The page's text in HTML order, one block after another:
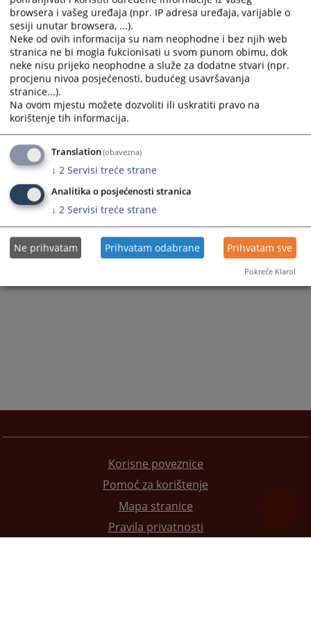
Prateći dokumenti
Rasprave 11 - 17 05 2026
101 PREGLEDA
Korisne poveznice
Pomoć za korištenje
Mapa stranice
Pravila privatnosti
browsera i vašeg uređaja (npr. IP adresa uređaja, varijable o
sesiji unutar browsera, ...).
Neke od ovih informacija su nam neophodne i bez njih web
stranica ne bi mogla fukcionisati u svom punom obimu, dok
neke nisu prijeko neophodne a služe za dodatne stvari (npr.
procjenu nivoa posjećenosti, budućeg usavršavanja
stranice...).
Na ovom mjestu možete dozvoliti ili uskratiti pravo na
korištenje tih informacija.
Translation(obavezna)
↓ 2 Servisi treće strane
Analitika o posjećenosti stranica
↓ 2 Servisi treće strane
Ne prihvatam Prihvatam odabrane Prihvatam sve
Pokreće Klaro!